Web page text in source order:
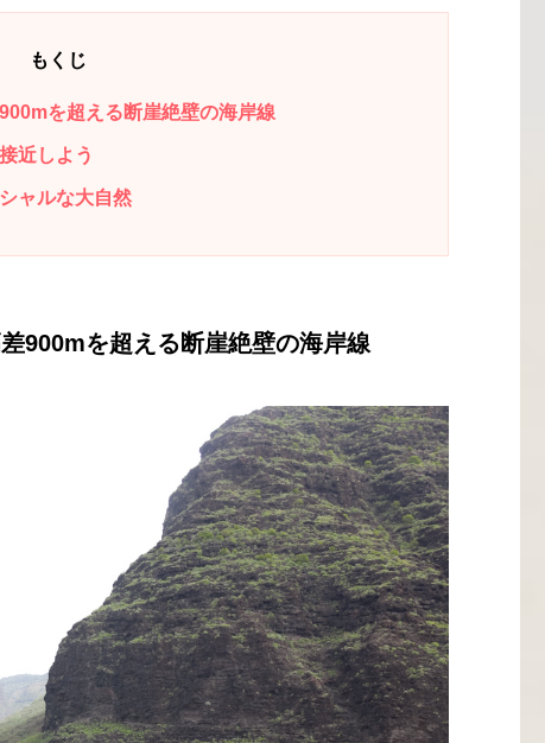
もくじ
を超える断崖絶壁の海岸線
近しよう
ャルな大自然
900mを超える断崖絶壁の海岸線